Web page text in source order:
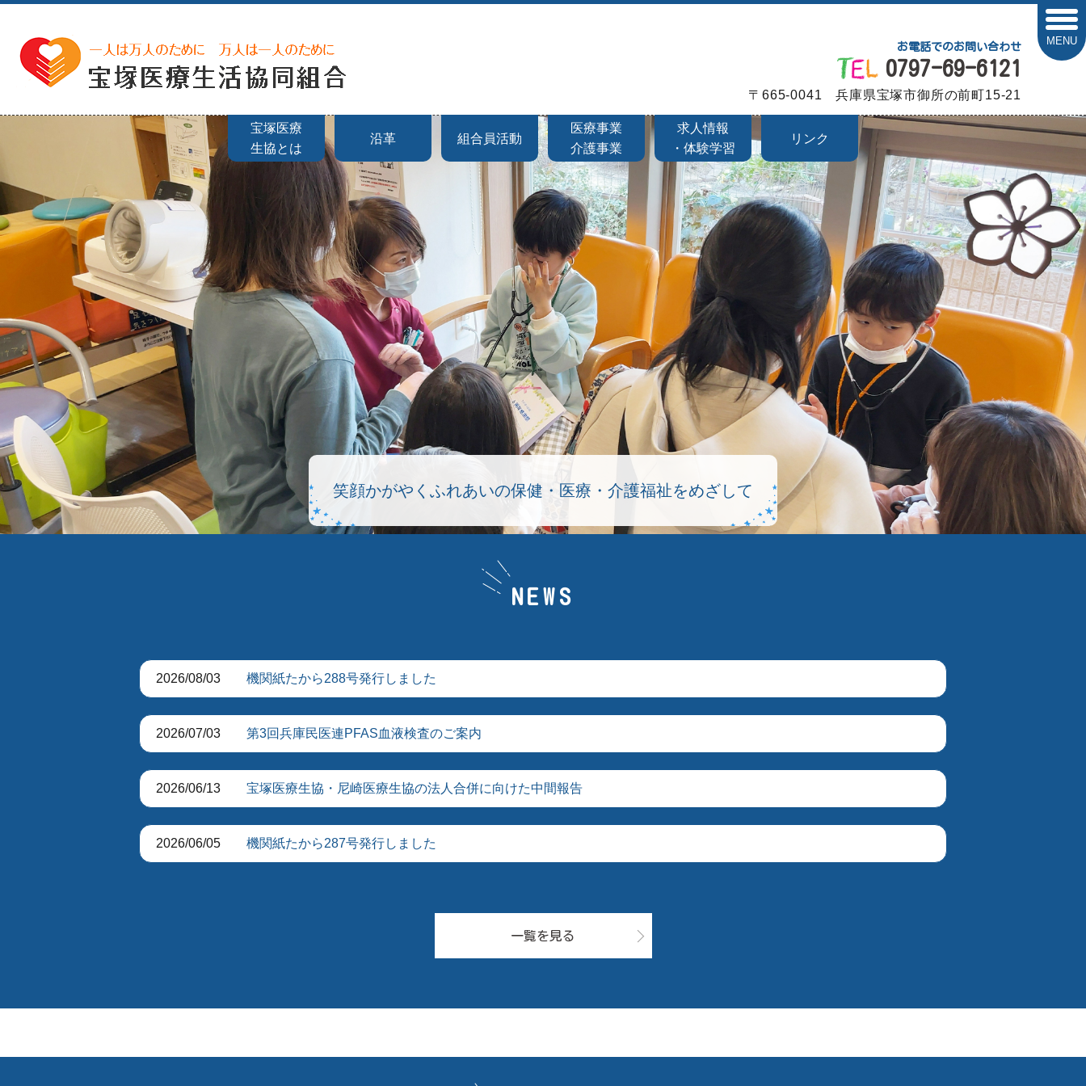
宝塚医療
生協とは
沿革 組合員活動
医療事業
介護事業
求人情報
・体験学習
リンク
お電話でのお問い合わせ
0797-69-6121
〒665-0041 兵庫県宝塚市御所の前町15-21
MENU
笑顔かがやくふれあいの保健・医療・介護福祉をめざして
笑顔かがやくふれあいの保健・医療・介護福祉をめざして
笑顔かがやくふれあいの保健・医療・介護福祉をめざして
NEWS
2026/08/03 機関紙たから288号発行しました
2026/07/03 第3回兵庫民医連PFAS血液検査のご案内
2026/06/13 宝塚医療生協・尼崎医療生協の法人合併に向けた中間報告
2026/06/05 機関紙たから287号発行しました
一覧を見る